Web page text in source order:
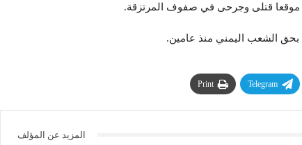
موقعا قتلى وجرحى في صفوف المرتزقة.
بحق الشعب اليمني منذ عامين.
Telegram
Print
المزيد عن المؤلف